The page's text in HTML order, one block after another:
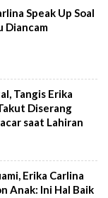
Speak Up Soal
Diancam
Tangis Erika
Diserang
saat Lahiran
Erika Carlina
Anak: Ini Hal Baik